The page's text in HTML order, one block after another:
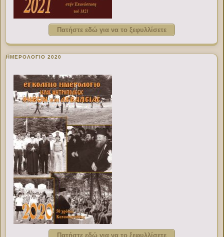
Πατήστε εδώ για να το ξεφυλλίσετε
ΗΜΕΡΟΛΟΓΙΟ 2020
Πατήστε εδώ για να το ξεφυλλίσετε